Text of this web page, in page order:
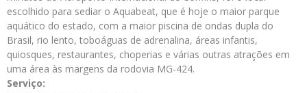
escolhido para sediar o Aquabeat, que é hoje o maior parque
aquático do estado, com a maior piscina de ondas dupla do
Brasil, rio lento, toboáguas de adrenalina, áreas infantis,
quiosques, restaurantes, choperias e várias outras atrações em
uma área às margens da rodovia MG-424.
Serviço: